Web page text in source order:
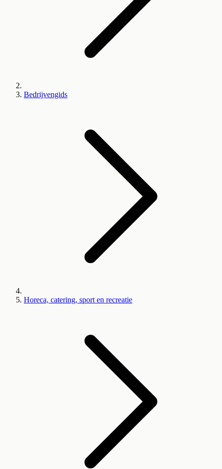
Bedrijvengids
Horeca, catering, sport en recreatie